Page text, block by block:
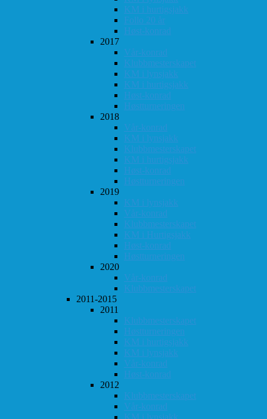
KM i hurtigsjakk
Follo 20 år
Høst-konrad
2017
Vår-konrad
Klubbmesterskapet
KM i lynsjakk
KM i hurtigsjakk
Høst-konrad
Høstturneringen
2018
Vår-konrad
KM i lynsjakk
Klubbmesterskapet
KM i hurtigsjakk
Høst-konrad
Høstturneringen
2019
KM i lynsjakk
Vår-konrad
Klubbmesterskapet
KM i Hurtigsjakk
Høst-konrad
Høstturneringen
2020
Vår-konrad
Klubbmesterskapet
2011-2015
2011
Klubbmesterskapet
Høstturneringen
KM i hurtigsjakk
KM i lynsjakk
Vår-konrad
Høst-konrad
2012
Klubbmesterskapet
Vår-konrad
KM i lynsjakk